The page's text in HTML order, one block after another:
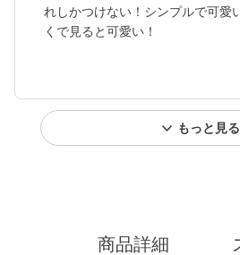
れしかつけない！シンプルで可愛
くで見ると可愛い！
もっと見る
商品詳細